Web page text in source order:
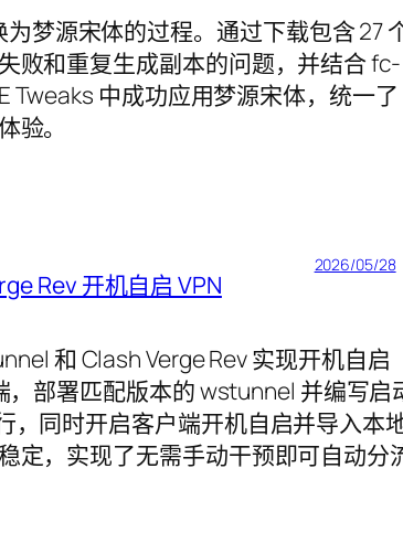
梦源宋体的过程。通过下载包含 27
败和重复生成副本的问题，并结合 fc-
Tweaks 中成功应用梦源宋体，统一了
验。
Rev 开机自启 VPN
2026/05/28
和 Clash Verge Rev 实现开机自启
，部署匹配版本的 wstunnel 并编写启
，同时开启客户端开机自启并导入本
定，实现了无需手动干预即可自动分